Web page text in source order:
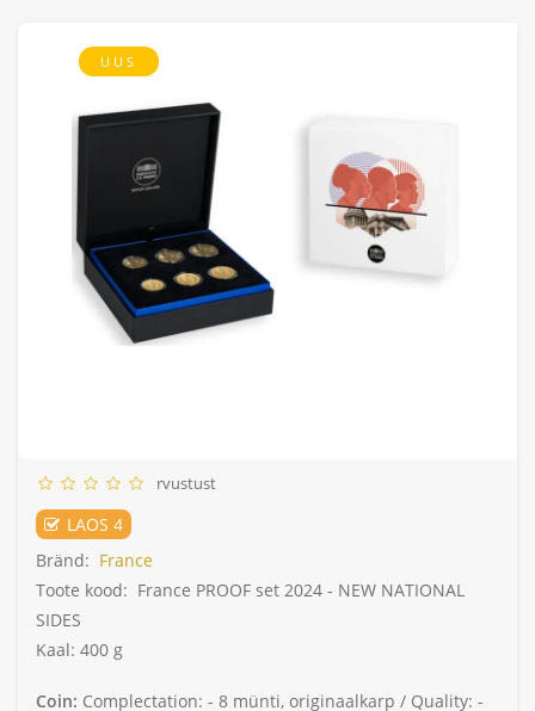
UUS
rvustust
LAOS 4
Bränd: France
Toote kood: France PROOF set 2024 - NEW NATIONAL
SIDES
Kaal: 400 g
Coin: Complectation: - 8 münti, originaalkarp / Quality: -